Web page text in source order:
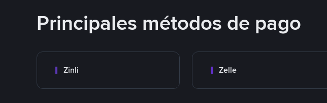
Principales métodos de pago
Zinli Zelle